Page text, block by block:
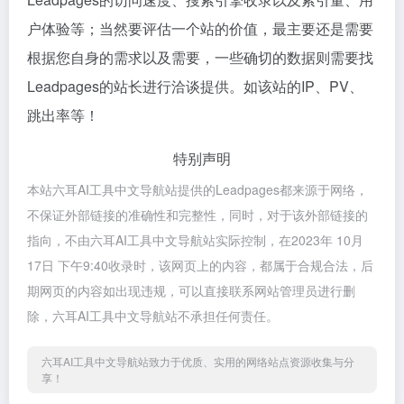
户体验等；当然要评估一个站的价值，最主要还是需要
根据您自身的需求以及需要，一些确切的数据则需要找
Leadpages的站长进行洽谈提供。如该站的IP、PV、
跳出率等！
特别声明
本站六耳AI工具中文导航站提供的Leadpages都来源于网络，
不保证外部链接的准确性和完整性，同时，对于该外部链接的
指向，不由六耳AI工具中文导航站实际控制，在2023年 10月
17日 下午9:40收录时，该网页上的内容，都属于合规合法，后
期网页的内容如出现违规，可以直接联系网站管理员进行删
除，六耳AI工具中文导航站不承担任何责任。
六耳AI工具中文导航站致力于优质、实用的网络站点资源收集与分
享！